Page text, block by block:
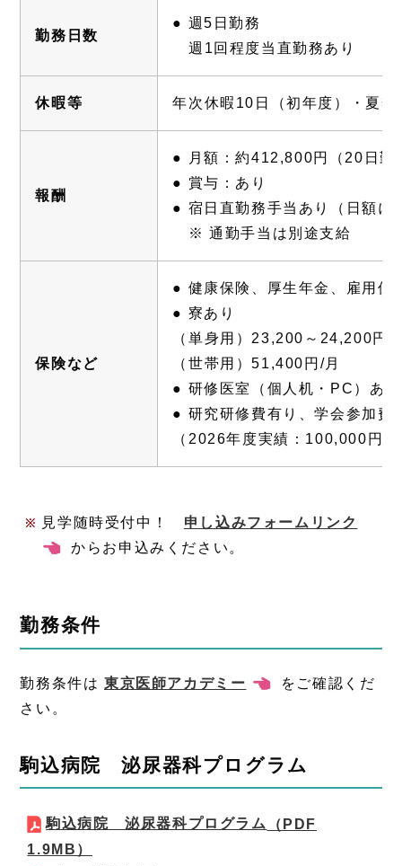
勤務日数
● 週5日勤務
週1回程度当直勤務あり
休暇等 年次休暇10日（初年度）・夏季
報酬
● 月額：約412,800円（20日勤
● 賞与：あり
● 宿日直勤務手当あり（日額に
※ 通勤手当は別途支給
保険など
● 健康保険、厚生年金、雇用保
● 寮あり
（単身用）23,200～24,200円/
（世帯用）51,400円/月
● 研修医室（個人机・PC）あり
● 研究研修費有り、学会参加費
（2026年度実績：100,000円/
見学随時受付中！ 申し込みフォームリンク
からお申込みください。
勤務条件
勤務条件は 東京医師アカデミー
注目情報
をご確認くだ
さい。
駒込病院 泌尿器科プログラム
駒込病院 泌尿器科プログラム
（PDF
1.9MB）